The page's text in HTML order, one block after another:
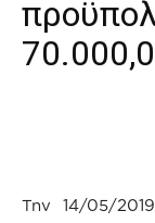
Την 14/05/